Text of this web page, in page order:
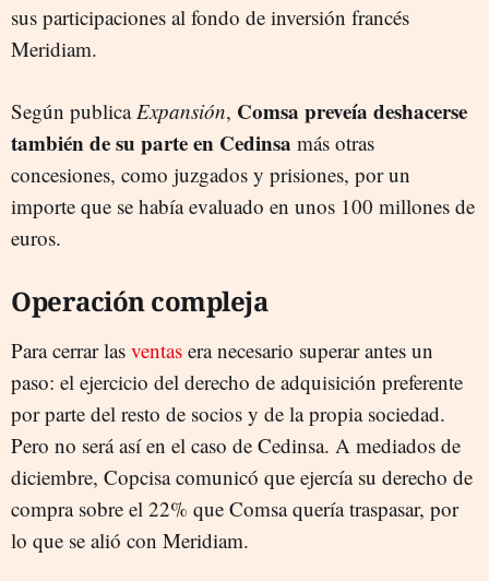
sus participaciones al fondo de inversión francés
Meridiam.
Según publicaExpansión, Comsa preveía deshacerse
también de su parte en Cedinsa más otras
concesiones, como juzgados y prisiones, por un
importe que se había evaluado en unos 100 millones de
euros.
Operación compleja
Para cerrar las ventas era necesario superar antes un
paso: el ejercicio del derecho de adquisición preferente
por parte del resto de socios y de la propia sociedad.
Pero no será así en el caso de Cedinsa. A mediados de
diciembre, Copcisa comunicó que ejercía su derecho de
compra sobre el 22% que Comsa quería traspasar, por
lo que se alió con Meridiam.